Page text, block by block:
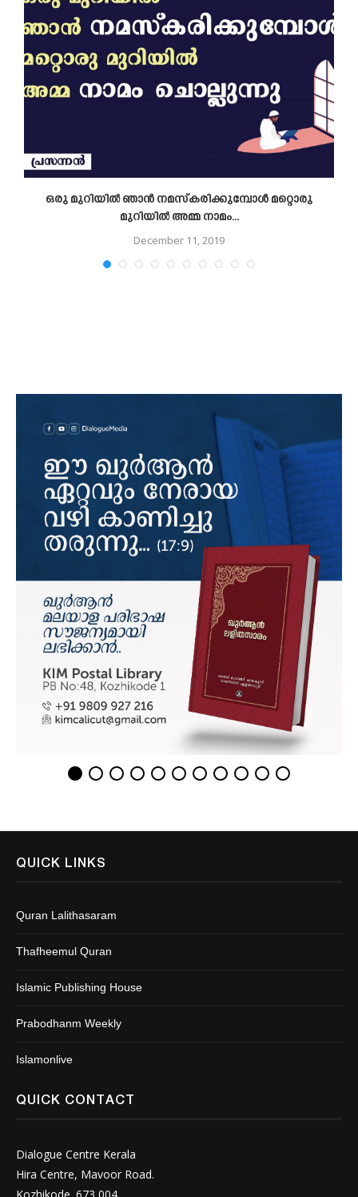
ഒരു മുറിയിൽ ഞാൻ നമസ്‌കരിക്കുമ്പോൾ മറ്റൊരു
മുറിയിൽ അമ്മ നാമം...
December 11, 2019
QUICK LINKS
Quran Lalithasaram
Thafheemul Quran
Islamic Publishing House
Prabodhanm Weekly
Islamonlive
QUICK CONTACT
Dialogue Centre Kerala
Hira Centre, Mavoor Road.